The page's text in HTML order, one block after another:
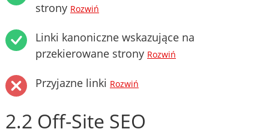
strony Rozwiń
Linki kanoniczne wskazujące na
przekierowane strony Rozwiń
Przyjazne linki Rozwiń
2.2 Off-Site SEO